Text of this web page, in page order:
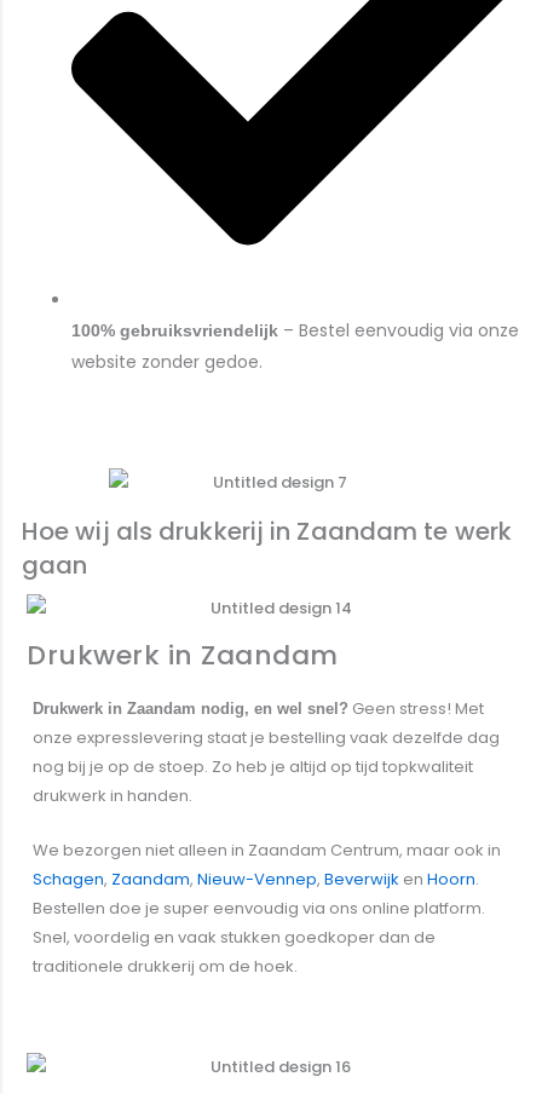
100% gebruiksvriendelijk – Bestel eenvoudig via onze
website zonder gedoe.
Hoe wij als drukkerij in Zaandam te werk
gaan
Drukwerk in Zaandam
Drukwerk in Zaandam nodig, en wel snel? Geen stress! Met
onze expresslevering staat je bestelling vaak dezelfde dag
nog bij je op de stoep. Zo heb je altijd op tijd topkwaliteit
drukwerk in handen.
We bezorgen niet alleen in Zaandam Centrum, maar ook in
Schagen, Zaandam, Nieuw-Vennep, Beverwijk en Hoorn.
Bestellen doe je super eenvoudig via ons online platform.
Snel, voordelig en vaak stukken goedkoper dan de
traditionele drukkerij om de hoek.